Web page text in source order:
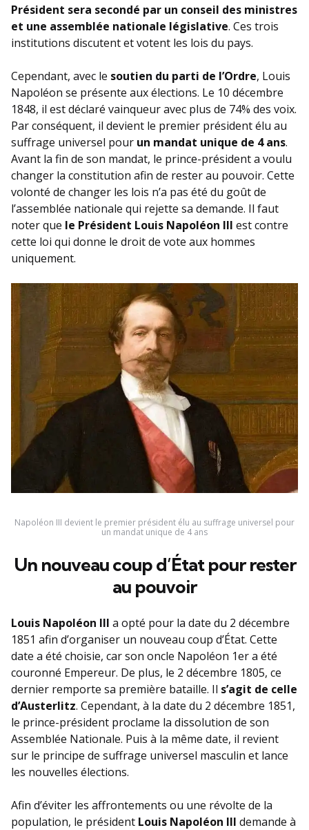
Président sera secondé par un conseil des ministres
et une assemblée nationale législative. Ces trois
institutions discutent et votent les lois du pays.
Cependant, avec le soutien du parti de l’Ordre, Louis
Napoléon se présente aux élections. Le 10 décembre
1848, il est déclaré vainqueur avec plus de 74% des voix.
Par conséquent, il devient le premier président élu au
suffrage universel pour un mandat unique de 4 ans.
Avant la fin de son mandat, le prince-président a voulu
changer la constitution afin de rester au pouvoir. Cette
volonté de changer les lois n’a pas été du goût de
l’assemblée nationale qui rejette sa demande. Il faut
noter que le Président Louis Napoléon III est contre
cette loi qui donne le droit de vote aux hommes
uniquement.
Napoléon III devient le premier président élu au suffrage universel pour
un mandat unique de 4 ans
Un nouveau coup d’État pour rester
au pouvoir
Louis Napoléon III a opté pour la date du 2 décembre
1851 afin d’organiser un nouveau coup d’État. Cette
date a été choisie, car son oncle Napoléon 1er a été
couronné Empereur. De plus, le 2 décembre 1805, ce
dernier remporte sa première bataille. Il s’agit de celle
d’Austerlitz. Cependant, à la date du 2 décembre 1851,
le prince-président proclame la dissolution de son
Assemblée Nationale. Puis à la même date, il revient
sur le principe de suffrage universel masculin et lance
les nouvelles élections.
Afin d’éviter les affrontements ou une révolte de la
population, le président Louis Napoléon III demande à